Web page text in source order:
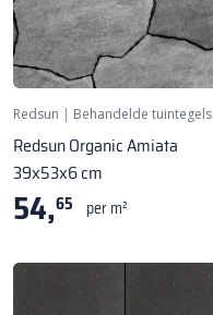
Redsun | Behandelde tuintegels
Redsun Organic Amiata
39x53x6 cm
54,65 per m²